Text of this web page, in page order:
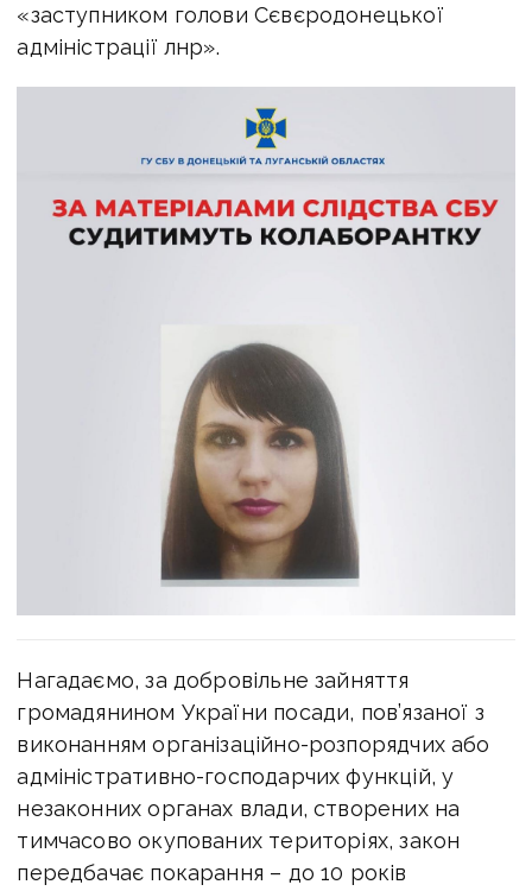
«заступником голови Сєвєродонецької
адміністрації лнр».
Нагадаємо, за добровільне зайняття
громадянином України посади, пов’язаної з
виконанням організаційно-розпорядчих або
адміністративно-господарчих функцій, у
незаконних органах влади, створених на
тимчасово окупованих територіях, закон
передбачає покарання – до 10 років